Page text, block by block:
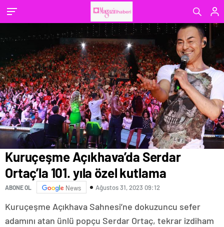
Kuruçeşme Açıkhava’da Serdar
Ortaç’la 101. yıla özel kutlama
ABONE OL News Ağustos 31, 2023 09:12
Kuruçeşme Açıkhava Sahnesi’ne dokuzuncu sefer
adamını atan ünlü popçu Serdar Ortaç, tekrar izdiham